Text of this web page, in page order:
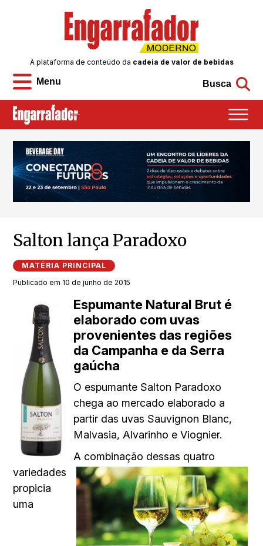
Menu
A plataforma de conteúdo da cadeia de valor de bebidas
Busca
Salton lança Paradoxo
MATÉRIA PRINCIPAL
Publicado em 10 de junho de 2015
Espumante Natural Brut é
elaborado com uvas
provenientes das regiões
da Campanha e da Serra
gaúcha
O espumante Salton Paradoxo
chega ao mercado elaborado a
partir das uvas Sauvignon Blanc,
Malvasia, Alvarinho e Viognier.
A combinação dessas quatro
variedades
propicia
uma